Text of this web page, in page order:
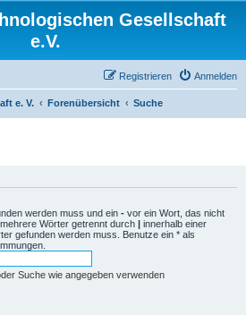
Gesellschaft
e.V.
Anmelden
Registrieren
e. V. Forenübersicht Suche
werden muss und ein - vor ein Wort, das nicht
Wörter getrennt durch | innerhalb einer
gefunden werden muss. Benutze ein * als
Suche wie angegeben verwenden